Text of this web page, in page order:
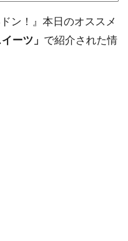
ン！』本日のオススメ
ーツ」 で紹介された情